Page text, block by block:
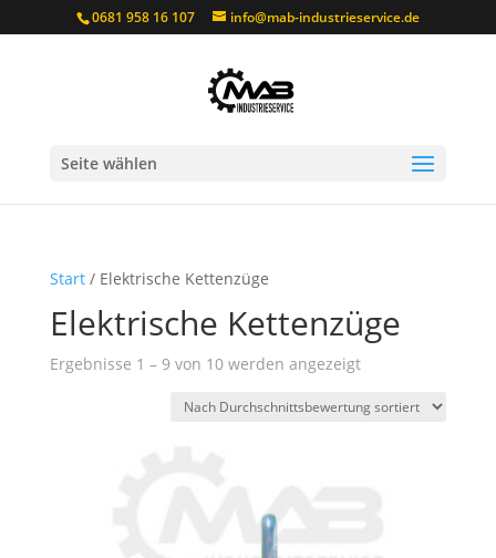
0681 958 16 107 info@mab-industrieservice.de
Seite wählen
Start/ Elektrische Kettenzüge
Elektrische Kettenzüge
Ergebnisse 1 – 9 von 10 werden angezeigtNach
sortiert